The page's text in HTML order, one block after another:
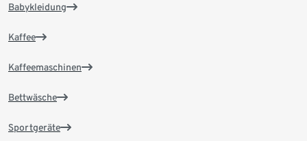
Babykleidung
Kaffee
Kaffeemaschinen
Bettwäsche
Sportgeräte